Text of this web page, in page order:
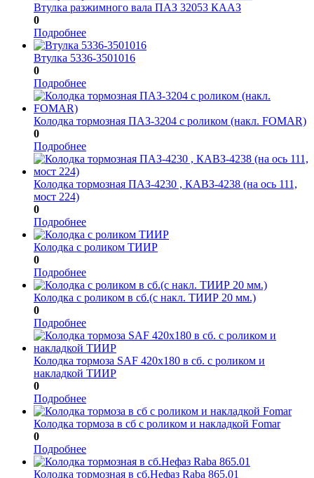
Втулка разжимного вала ПАЗ 32053 КААЗ
0
Подробнее
Втулка 5336-3501016
0
Подробнее
Колодка тормозная ПАЗ-3204 с роликом (накл. FOMAR)
0
Подробнее
Колодка тормозная ПАЗ-4230 , КАВЗ-4238 (на ось 111,
мост 224)
0
Подробнее
Колодка с роликом ТИИР
0
Подробнее
Колодка с роликом в сб.(с накл. ТИИР 20 мм.)
0
Подробнее
Колодка тормоза SAF 420х180 в сб. с роликом и
накладкой ТИИР
0
Подробнее
Колодка тормоза в сб с роликом и накладкой Fomar
0
Подробнее
Колодка тормозная в сб.Нефаз Raba 865.01